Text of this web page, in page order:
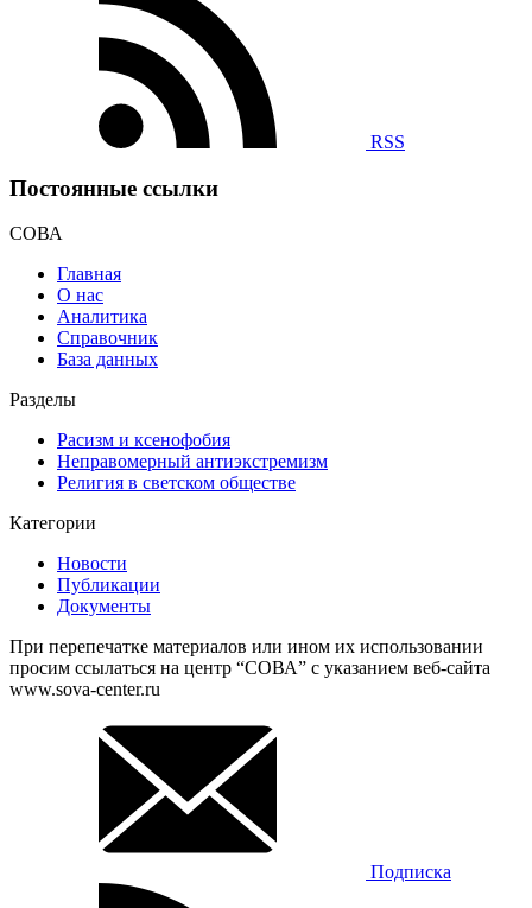
RSS
Постоянные ссылки
СОВА
Главная
О нас
Аналитика
Справочник
База данных
Разделы
Расизм и ксенофобия
Неправомерный антиэкстремизм
Религия в светском обществе
Категории
Новости
Публикации
Документы
При перепечатке материалов или ином их использовании
просим ссылаться на центр “СОВА” с указанием веб-сайта
www.sova-center.ru
Подписка